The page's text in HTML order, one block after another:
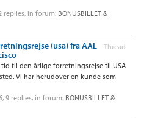
replies, in forum: BONUSBILLET &
Thread
(usa) fra AAL
til den årlige forretningsrejse til USA
Vi har herudover en kunde som
, 9 replies, in forum: BONUSBILLET &